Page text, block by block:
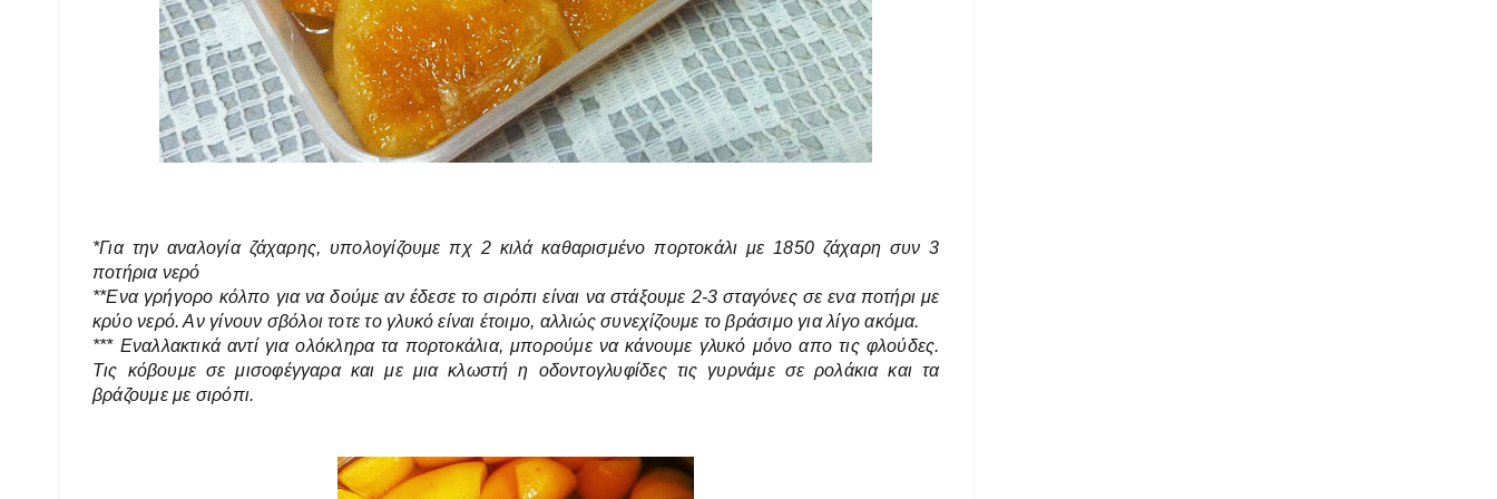
*Για την αναλογία ζάχαρης, υπολογίζουμε πχ 2 κιλά καθαρισμένο πορτοκάλι με 1850 ζάχαρη συν 3
ποτήρια νερό
**Ενα γρήγορο κόλπο για να δούμε αν έδεσε το σιρόπι είναι να στάξουμε 2-3 σταγόνες σε ενα ποτήρι με
κρύο νερό. Αν γίνουν σβόλοι τοτε το γλυκό είναι έτοιμο, αλλιώς συνεχίζουμε το βράσιμο για λίγο ακόμα.
*** Εναλλακτικά αντί για ολόκληρα τα πορτοκάλια, μπορούμε να κάνουμε γλυκό μόνο απο τις φλούδες.
Τις κόβουμε σε μισοφέγγαρα και με μια κλωστή η οδοντογλυφίδες τις γυρνάμε σε ρολάκια και τα
βράζουμε με σιρόπι.